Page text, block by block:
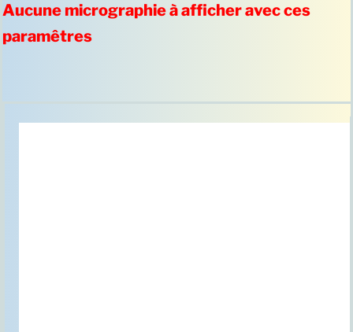
Aucune micrographie à afficher avec ces
paramêtres